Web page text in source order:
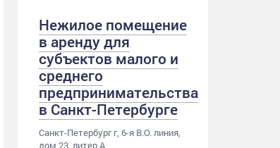
Нежилое помещение
в аренду для
субъектов малого и
среднего
предпринимательства
в Санкт-Петербурге
Санкт-Петербург г, 6-я В.О. линия,
дом 23, литер А